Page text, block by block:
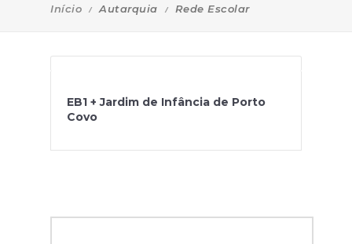
Início Autarquia Rede Escolar
EB1 + Jardim de Infância de Porto
Covo